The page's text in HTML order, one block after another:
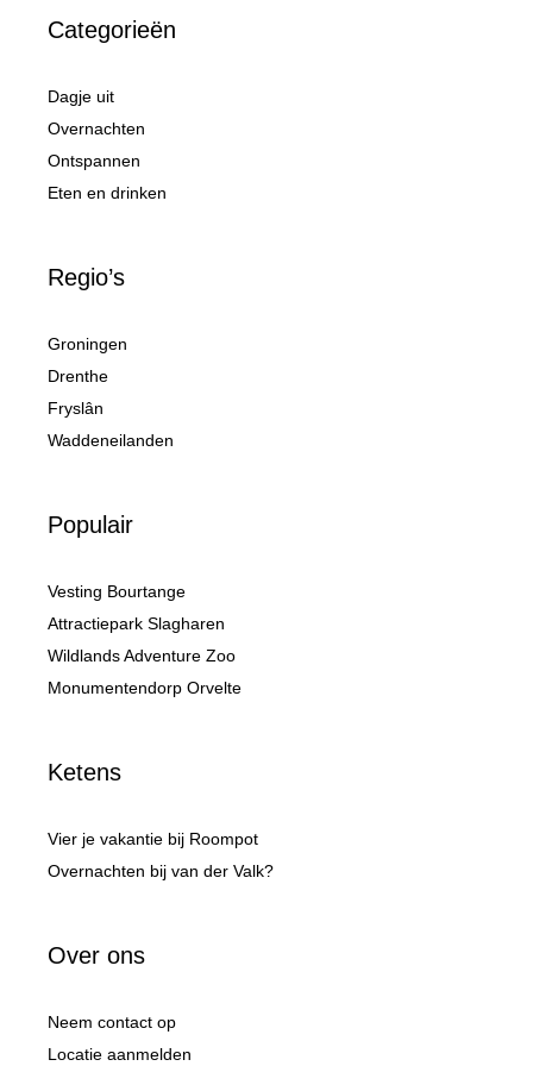
Categorieën
Dagje uit
Overnachten
Ontspannen
Eten en drinken
Regio’s
Groningen
Drenthe
Fryslân
Waddeneilanden
Populair
Vesting Bourtange
Attractiepark Slagharen
Wildlands Adventure Zoo
Monumentendorp Orvelte
Ketens
Vier je vakantie bij Roompot
Overnachten bij van der Valk?
Over ons
Neem contact op
Locatie aanmelden